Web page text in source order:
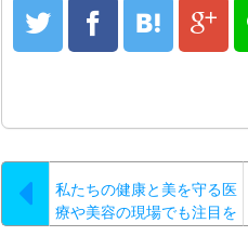
私たちの健康と美を守る医
療や美容の現場でも注目を